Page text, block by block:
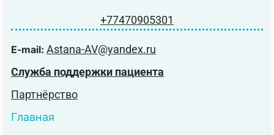
+77470905301
E-mail: Astana-AV@yandex.ru
Служба поддержки пациента
Партнёрство
Главная